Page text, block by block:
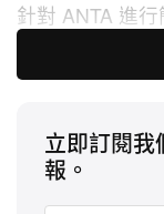
針對 ANTA 進
他想未來一定
推出許多聯名
Klay
推出個人第十
立即訂閱我
報。